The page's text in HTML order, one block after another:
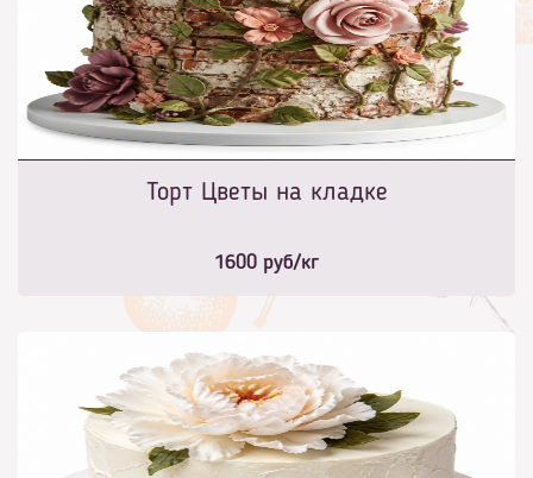
Торт Цветы на кладке
1600 руб/кг